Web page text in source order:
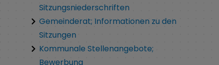
Sitzungsniederschriften
Gemeinderat; Informationen zu den
Sitzungen
Kommunale Stellenangebote;
Bewerbung